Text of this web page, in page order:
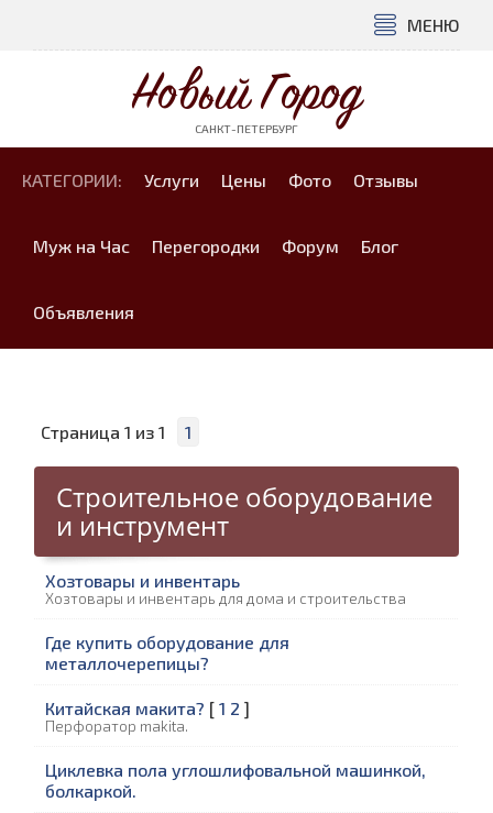
МЕНЮ
Новый Город
САНКТ-ПЕТЕРБУРГ
КАТЕГОРИИ: Услуги Цены Фото Отзывы
Муж на Час Перегородки Форум Блог
Объявления
Страница 1 из 1 1
Строительное оборудование
и инструмент
Хозтовары и инвентарь
Хозтовары и инвентарь для дома и строительства
Где купить оборудование для
металлочерепицы?
Китайская макита? [ 1 2 ]
Перфоратор makita.
Циклевка пола углошлифовальной машинкой,
болкаркой.